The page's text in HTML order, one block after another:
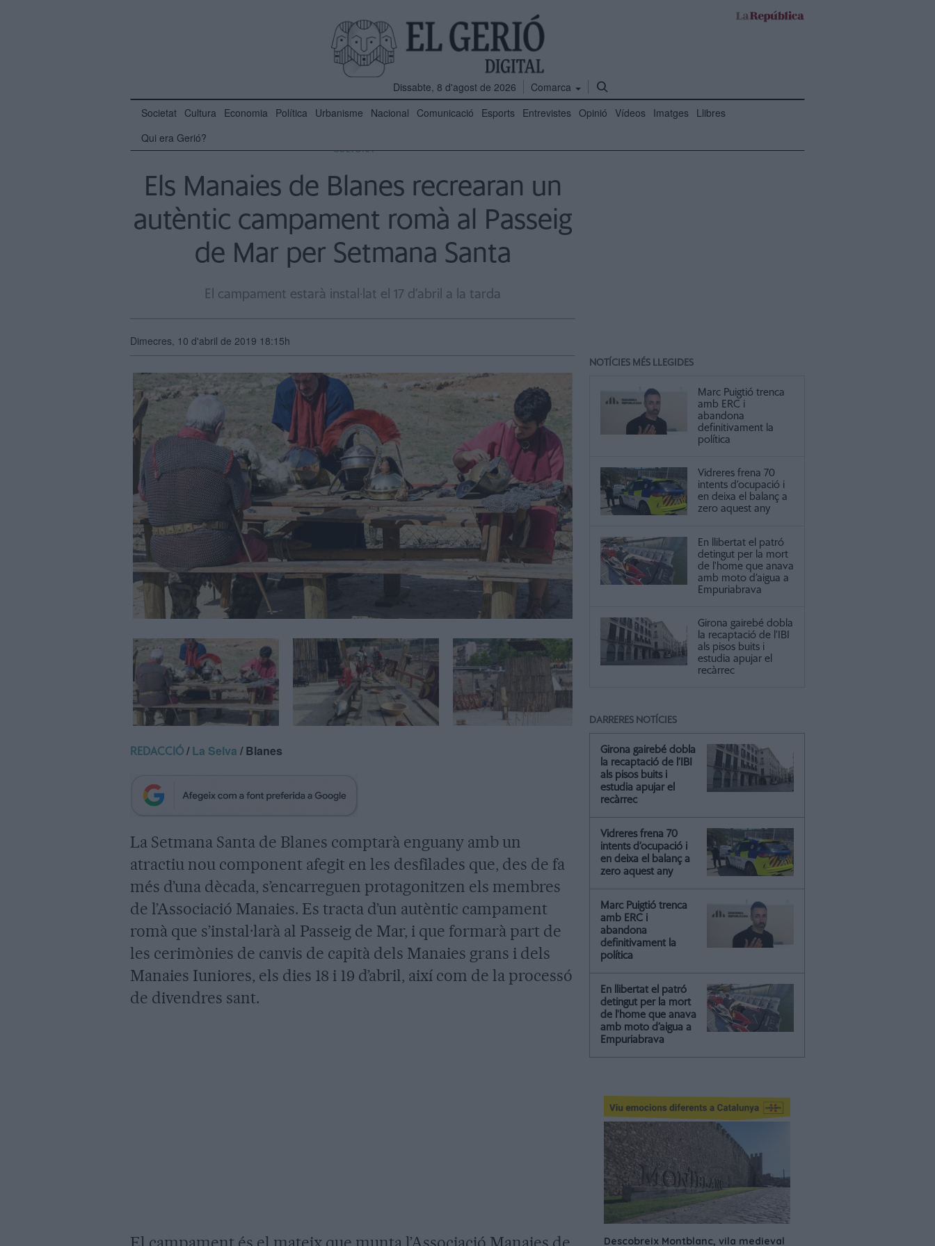
Dissabte, 8 d'agost de 2026
Comarca
Societat Cultura Economia Política Urbanisme Nacional Comunicació Esports Entrevistes Opinió Vídeos Imatges Llibres
Qui era Gerió?
CULTURA
Els Manaies de Blanes recrearan un
autèntic campament romà al Passeig
de Mar per Setmana Santa
El campament estarà instal·lat el 17 d’abril a la tarda
Dimecres, 10 d'abril de 2019 18:15h
REDACCIÓ /La Selva / Blanes
La Setmana Santa de Blanes comptarà enguany amb un
atractiu nou component afegit en les desfilades que, des de fa
més d’una dècada, s’encarreguen protagonitzen els membres
de l’Associació Manaies. Es tracta d’un autèntic campament
romà que s’instal·larà al Passeig de Mar, i que formarà part de
les cerimònies de canvis de capità dels Manaies grans i dels
Manaies Iuniores, els dies 18 i 19 d’abril, així com de la processó
de divendres sant.
NOTÍCIES MÉS LLEGIDES
Marc Puigtió trenca
amb ERC i
abandona
definitivament la
política
Vidreres frena 70
intents d’ocupació i
en deixa el balanç a
zero aquest any
En llibertat el patró
detingut per la mort
de l'home que anava
amb moto d’aigua a
Empuriabrava
Girona gairebé dobla
la recaptació de l’IBI
als pisos buits i
estudia apujar el
recàrrec
DARRERES NOTÍCIES
Girona gairebé dobla
la recaptació de l’IBI
als pisos buits i
estudia apujar el
recàrrec
Vidreres frena 70
intents d’ocupació i
en deixa el balanç a
zero aquest any
Marc Puigtió trenca
amb ERC i
abandona
definitivament la
política
En llibertat el patró
detingut per la mort
de l'home que anava
amb moto d’aigua a
Empuriabrava